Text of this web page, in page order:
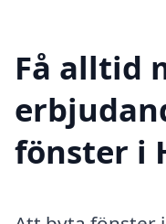
Få alltid
fönster i